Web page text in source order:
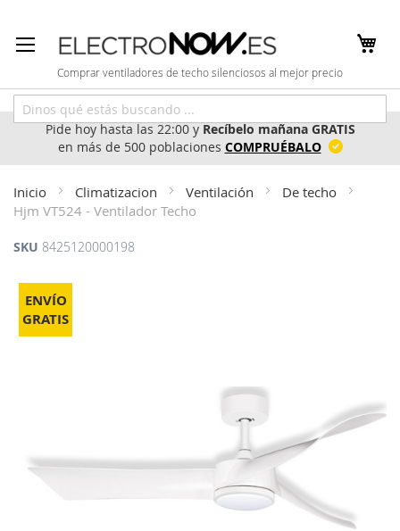
al
contenido
Comprar ventiladores de techo silenciosos al mejor precio
Pide hoy hasta las 22:00 yRecíbelo mañana GRATIS
en más de 500 poblaciones COMPRUÉBALO
Inicio Climatizacion Ventilación
De techo
Hjm VT524 - Ventilador Techo
ENVÍO
GRATIS
SKU 8425120000198
Saltar
final
de